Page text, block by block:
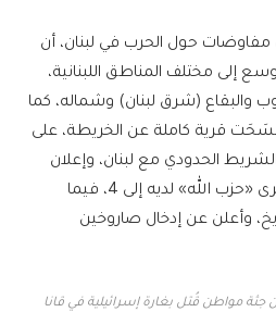
مفاوضات حول الحرب في لبنان، أن
إلى مختلف المناطق اللبنانية،
والبقاع (شرق لبنان) وشماله، كما
قرية كاملة عن الخريطة، على
الحدودي مع لبنان، وإعلان
إسرائيلي عن ارتفاع عدد أسرى «حزب الله» لديه إلى 4، فيما
وأعلن عن إدخال صاروخين
جثة مواطن قُتل بغارة إسرائيلية في قانا